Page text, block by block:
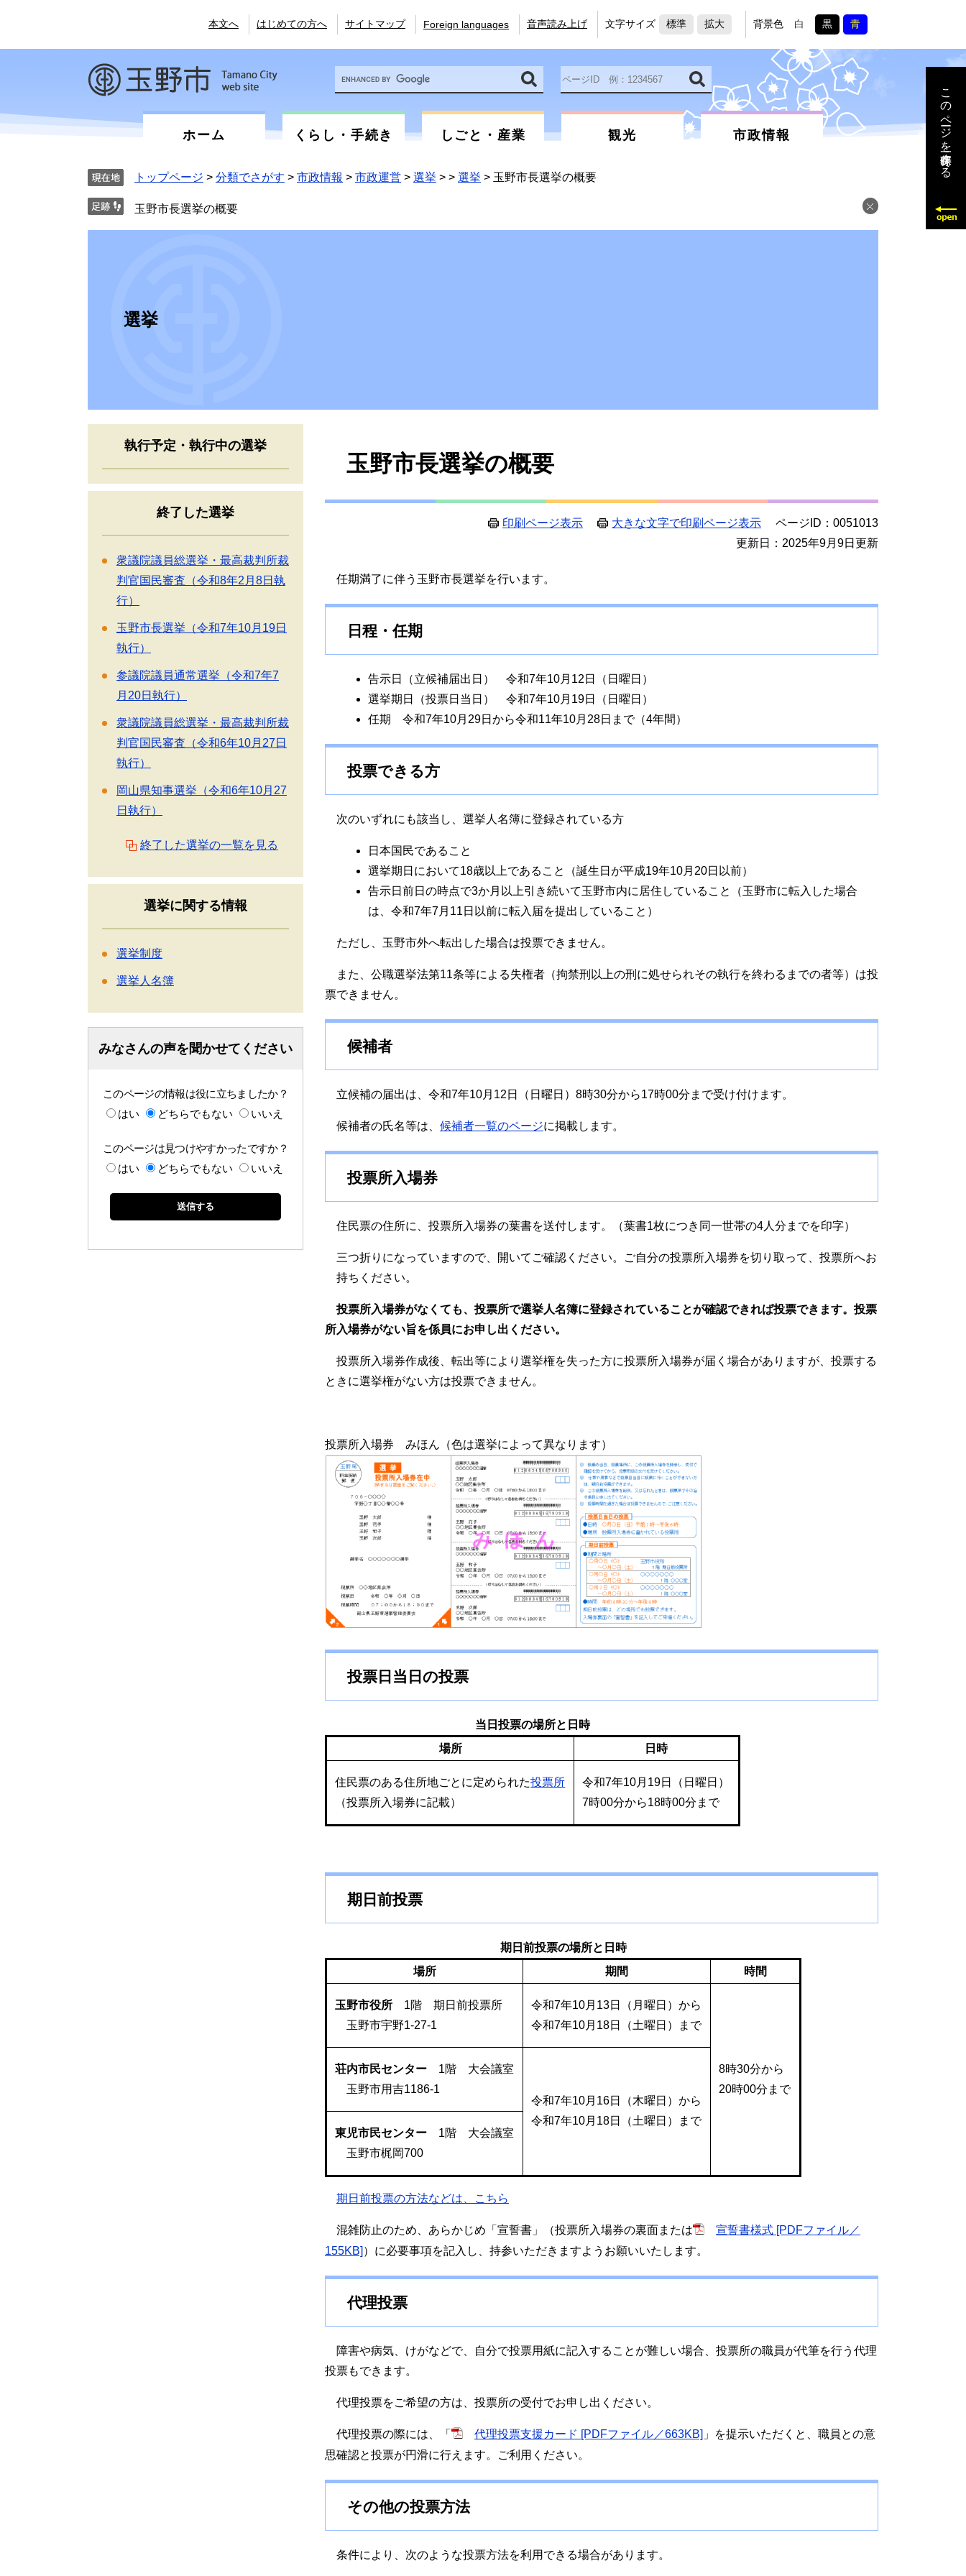
の
す。
ー
し
本文へ はじめての方へ サイトマップ Foreign languages 音声読み上げ 文字サイズ 標準 拡大 背景色 白 黒 青
カ
タ
ム
ID
を
ホーム くらし・手続き しごと・産業 観光 市政情報 このページを一時保存する
トップページ > 分類でさがす > 市政情報 > 市政運営 > 選挙 > > 選挙 > 玉野市長選挙の概要
玉野市長選挙の概要
選挙
玉野市長選挙の概要
印刷ページ表示 大きな文字で印刷ページ表示
ページID：0051013
更新日：2025年9月9日更新
任期満了に伴う玉野市長選挙を行います。
日程・任期
告示日（立候補届出日） 令和7年10月12日（日曜日）
選挙期日（投票日当日） 令和7年10月19日（日曜日）
任期 令和7年10月29日から令和11年10月28日まで（4年間）
投票できる方
次のいずれにも該当し、選挙人名簿に登録されている方
日本国民であること
選挙期日において18歳以上であること（誕生日が平成19年10月20日以前）
告示日前日の時点で3か月以上引き続いて玉野市内に居住していること（玉野市に転入した場合
は、令和7年7月11日以前に転入届を提出していること）
ただし、玉野市外へ転出した場合は投票できません。
また、公職選挙法第11条等による失権者（拘禁刑以上の刑に処せられその執行を終わるまでの者等）は投
票できません。
候補者
立候補の届出は、令和7年10月12日（日曜日）8時30分から17時00分まで受け付けます。
候補者の氏名等は、 候補者一覧のページに掲載します。
投票所入場券
住民票の住所に、投票所入場券の葉書を送付します。（葉書1枚につき同一世帯の4人分までを印字）
三つ折りになっていますので、開いてご確認ください。ご自分の投票所入場券を切り取って、投票所へお
持ちください。
投票所入場券がなくても、投票所で選挙人名簿に登録されていることが確認できれば投票できます。投票
所入場券がない旨を係員にお申し出ください。
投票所入場券作成後、転出等により選挙権を失った方に投票所入場券が届く場合がありますが、投票する
ときに選挙権がない方は投票できません。
投票所入場券 みほん（色は選挙によって異なります）​
投票日当日の投票
当日投票の場所と日時
場所
日時
住民票のある住所地ごとに定められた投票所
（投票所入場券に記載）
令和7年10月19日（日曜日）
7時00分から18時00分まで
期日前投票
期日前投票の場所と日時
場所
期間 時間
玉野市役所 1階 期日前投票所
玉野市宇野1-27-1
令和7年10月13日（月曜日）から
令和7年10月18日（土曜日）まで
8時30分から
20時00分まで
荘内市民センター 1階 大会議室
玉野市用吉1186-1
令和7年10月16日（木曜日）から
令和7年10月18日（土曜日）まで
東児市民センター 1階 大会議室
玉野市梶岡700
期日前投票の方法などは、こちら
​ 混雑防止のため、あらかじめ「宣誓書」（投票所入場券の裏面または
宣誓書様式 [PDFファイル／
155KB] ）に必要事項を記入し、持参いただきますようお願いいたします。
代理投票
障害や病気、けがなどで、自分で投票用紙に記入することが難しい場合、投票所の職員が代筆を行う代理
投票もできます。
代理投票をご希望の方は、投票所の受付でお申し出ください。
代理投票の際には、「 代理投票支援カード [PDFファイル／663KB] 」を提示いただくと、職員との意
思確認と投票が円滑に行えます。ご利用ください。
その他の投票方法
条件により、次のような投票方法を利用できる場合があります。
執行予定・執行中の選挙
終了した選挙
衆議院議員総選挙・最高裁判所裁
判官国民審査（令和8年2月8日執
行）
玉野市長選挙（令和7年10月19日
執行）
参議院議員通常選挙（令和7年7
月20日執行）
衆議院議員総選挙・最高裁判所裁
判官国民審査（令和6年10月27日
執行）
岡山県知事選挙（令和6年10月27
日執行）
終了した選挙の一覧を見る
選挙に関する情報
選挙制度
選挙人名簿
みなさんの声を聞かせてください
このページの情報は役に立ちましたか？
はい
どちらでもない いいえ
このページは見つけやすかったですか？
はい
どちらでもない いいえ